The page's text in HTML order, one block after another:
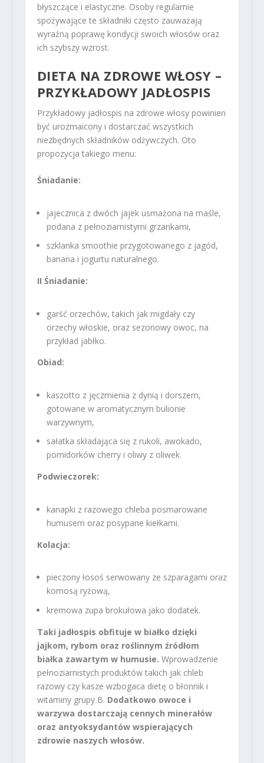
błyszczące i elastyczne. Osoby regularnie
spożywające te składniki często zauważają
wyraźną poprawę kondycji swoich włosów oraz
ich szybszy wzrost.
DIETA NA ZDROWE WŁOSY –
PRZYKŁADOWY JADŁOSPIS
Przykładowy jadłospis na zdrowe włosy powinien
być urozmaicony i dostarczać wszystkich
niezbędnych składników odżywczych. Oto
propozycja takiego menu:
Śniadanie:
jajecznica z dwóch jajek usmażona na maśle,
podana z pełnoziarnistymi grzankami,
szklanka smoothie przygotowanego z jagód,
banana i jogurtu naturalnego.
II Śniadanie:
garść orzechów, takich jak migdały czy
orzechy włoskie, oraz sezonowy owoc, na
przykład jabłko.
Obiad:
kaszotto z jęczmienia z dynią i dorszem,
gotowane w aromatycznym bulionie
warzywnym,
sałatka składająca się z rukoli, awokado,
pomidorków cherry i oliwy z oliwek.
Podwieczorek:
kanapki z razowego chleba posmarowane
humusem oraz posypane kiełkami.
Kolacja:
pieczony łosoś serwowany ze szparagami oraz
komosą ryżową,
kremowa zupa brokułowa jako dodatek.
Taki jadłospis obfituje w białko dzięki
jajkom, rybom oraz roślinnym źródłom
białka zawartym w humusie. Wprowadzenie
pełnoziarnistych produktów takich jak chleb
razowy czy kasze wzbogaca dietę o błonnik i
witaminy grupy B. Dodatkowo owoce i
warzywa dostarczają cennych minerałów
oraz antyoksydantów wspierających
zdrowie naszych włosów.